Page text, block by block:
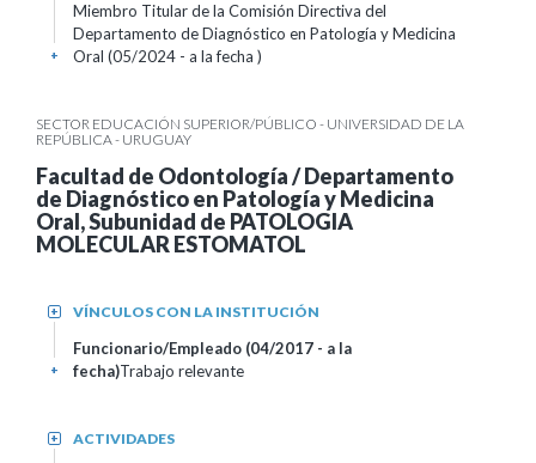
Miembro Titular de la Comisión Directiva del
Departamento de Diagnóstico en Patología y Medicina
Oral (05/2024 - a la fecha )
+
SECTOR EDUCACIÓN SUPERIOR/PÚBLICO - UNIVERSIDAD DE LA
REPÚBLICA - URUGUAY
Facultad de Odontología / Departamento
de Diagnóstico en Patología y Medicina
Oral, Subunidad de PATOLOGIA
MOLECULAR ESTOMATOL
VÍNCULOS CON LA INSTITUCIÓN
+
Funcionario/Empleado (04/2017 - a la
fecha)Trabajo relevante
+
ACTIVIDADES
+